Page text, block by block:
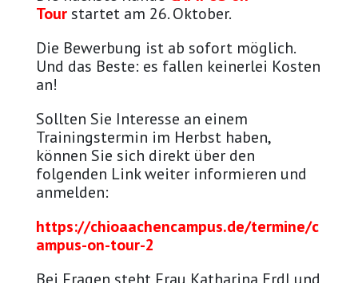
Tourstartet am 26. Oktober.
Die Bewerbung ist ab sofort möglich.
Und das Beste: es fallen keinerlei Kosten
an!
Sollten Sie Interesse an einem
Trainingstermin im Herbst haben,
können Sie sich direkt über den
folgenden Link weiter informieren und
anmelden:
https://chioaachencampus.de/termine/c
ampus-on-tour-2
Bei Fragen steht Frau Katharina Erdl und